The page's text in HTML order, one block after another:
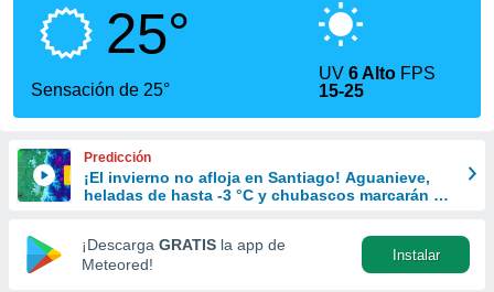
que se
calidad.
a este
las
y
forma
digital
basada
25°
Sensación de 25°
UV6 Alto FPS
15-25
Predicción
¡El invierno no afloja en Santiago! Aguanieve,
heladas de hasta -3 °C y chubascos marcarán el
¡Descarga GRATIS la app de
Meteored!
Instalar